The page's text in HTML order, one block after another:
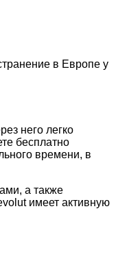
в Европе у
него легко
бесплатно
времени, в
а также
имеет активную